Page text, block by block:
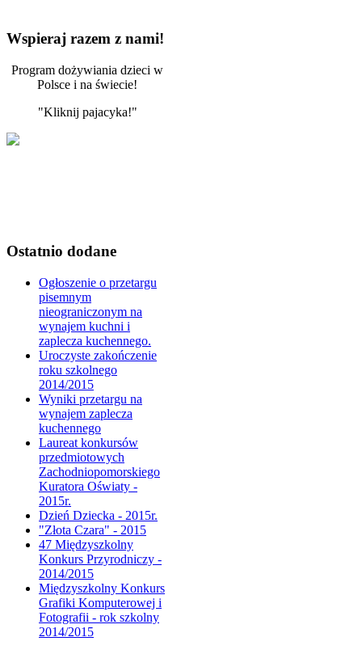
Wspieraj razem z nami!
Program dożywiania dzieci w
Polsce i na świecie!
"Kliknij pajacyka!"
Ostatnio dodane
Ogłoszenie o przetargu
pisemnym
nieograniczonym na
wynajem kuchni i
zaplecza kuchennego.
Uroczyste zakończenie
roku szkolnego
2014/2015
Wyniki przetargu na
wynajem zaplecza
kuchennego
Laureat konkursów
przedmiotowych
Zachodniopomorskiego
Kuratora Oświaty -
2015r.
Dzień Dziecka - 2015r.
"Złota Czara" - 2015
47 Międzyszkolny
Konkurs Przyrodniczy -
2014/2015
Międzyszkolny Konkurs
Grafiki Komputerowej i
Fotografii - rok szkolny
2014/2015